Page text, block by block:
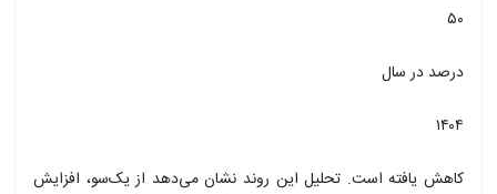
در سال
یافته است. تحلیل این روند نشان می‌دهد از یک‌سو، افزایش